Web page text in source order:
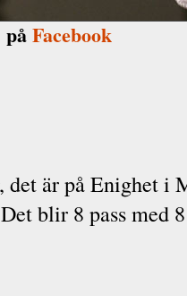
påFacebook
det är på Enighet i
blir 8 pass med